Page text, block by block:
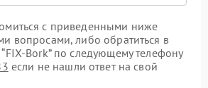
с приведенными ниже
вопросами, либо обратиться в
Bork” по следующему телефону
если не нашли ответ на свой